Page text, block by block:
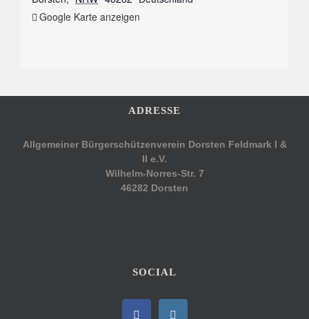
Google Karte anzeigen
ADRESSE
Allgemeiner Bürgerschützenverein Dorsten Feldmark I &
II e.V.
Wilhelm-Norres-Str. 7
46282 Dorsten
SOCIAL